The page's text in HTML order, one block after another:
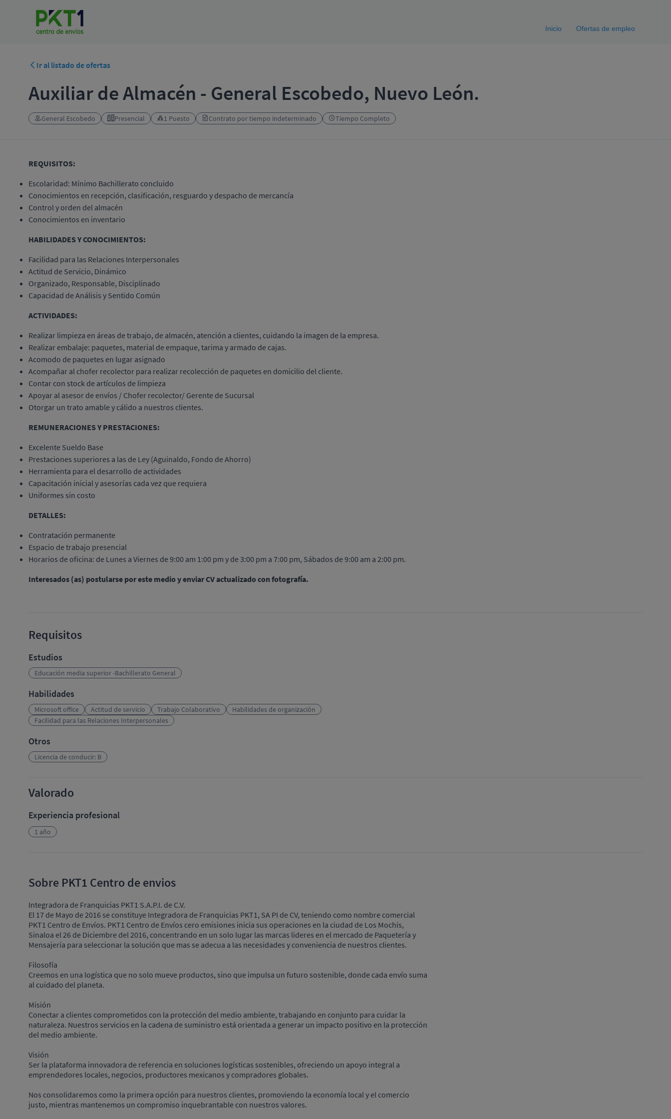
Inicio Ofertas de empleo
Ir al listado de ofertas
Auxiliar de Almacén - General Escobedo, Nuevo León.
General Escobedo Presencial 1 Puesto Contrato por tiempo indeterminado Tiempo Completo
REQUISITOS:
Escolaridad: Mínimo Bachillerato concluido
Conocimientos en recepción, clasificación, resguardo y despacho de mercancía
Control y orden del almacén
Conocimientos en inventario
HABILIDADES Y CONOCIMIENTOS:
Facilidad para las Relaciones Interpersonales
Actitud de Servicio, Dinámico
Organizado, Responsable, Disciplinado
Capacidad de Análisis y Sentido Común
ACTIVIDADES:
Realizar limpieza en áreas de trabajo, de almacén, atención a clientes, cuidando la imagen de la empresa.
Realizar embalaje: paquetes, material de empaque, tarima y armado de cajas.
Acomodo de paquetes en lugar asignado
Acompañar al chofer recolector para realizar recolección de paquetes en domicilio del cliente.
Contar con stock de artículos de limpieza
Apoyar al asesor de envíos / Chofer recolector/ Gerente de Sucursal
Otorgar un trato amable y cálido a nuestros clientes.
REMUNERACIONES Y PRESTACIONES:
Excelente Sueldo Base
Prestaciones superiores a las de Ley (Aguinaldo, Fondo de Ahorro)
Herramienta para el desarrollo de actividades
Capacitación inicial y asesorías cada vez que requiera
Uniformes sin costo
DETALLES:
Contratación permanente
Espacio de trabajo presencial
Horarios de oficina: de Lunes a Viernes de 9:00 am 1:00 pm y de 3:00 pm a 7:00 pm, Sábados de 9:00 am a 2:00 pm.
Interesados (as) postularse por este medio y enviar CV actualizado con fotografía.
Requisitos
Estudios
Educación media superior -Bachillerato General
Habilidades
Microsoft office Actitud de servicio Trabajo Colaborativo
Habilidades de organización
Facilidad para las Relaciones Interpersonales
Otros
Licencia de conducir: B
Valorado
Experiencia profesional
1 año
Sobre PKT1 Centro de envios
Integradora de Franquicias PKT1 S.A.P.I. de C.V.
El 17 de Mayo de 2016 se constituye Integradora de Franquicias PKT1, SA PI de CV, teniendo como nombre comercial
PKT1 Centro de Envíos. PKT1 Centro de Envíos cero emisiones inicia sus operaciones en la ciudad de Los Mochis,
Sinaloa el 26 de Diciembre del 2016, concentrando en un solo lugar las marcas lideres en el mercado de Paquetería y
Mensajería para seleccionar la solución que mas se adecua a las necesidades y conveniencia de nuestros clientes.
Filosofía
Creemos en una logística que no solo mueve productos, sino que impulsa un futuro sostenible, donde cada envío suma
al cuidado del planeta.
Misión
Conectar a clientes comprometidos con la protección del medio ambiente, trabajando en conjunto para cuidar la
naturaleza. Nuestros servicios en la cadena de suministro está orientada a generar un impacto positivo en la protección
del medio ambiente.
Visión
Ser la plataforma innovadora de referencia en soluciones logísticas sostenibles, ofreciendo un apoyo integral a
emprendedores locales, negocios, productores mexicanos y compradores globales.
Nos consolidaremos como la primera opción para nuestros clientes, promoviendo la economía local y el comercio
justo, mientras mantenemos un compromiso inquebrantable con nuestros valores.